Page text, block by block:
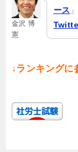
金沢 博
憲
ース
↓ランキングに